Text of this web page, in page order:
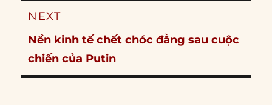
NEXT
Next
post:
Nền kinh tế chết chóc đằng sau cuộc
chiến của Putin